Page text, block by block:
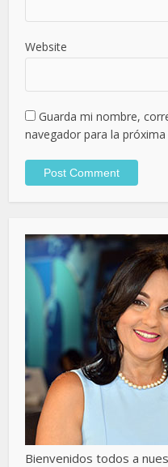
Website
Guarda mi nombre,
navegador para la
Bienvenidos todos a